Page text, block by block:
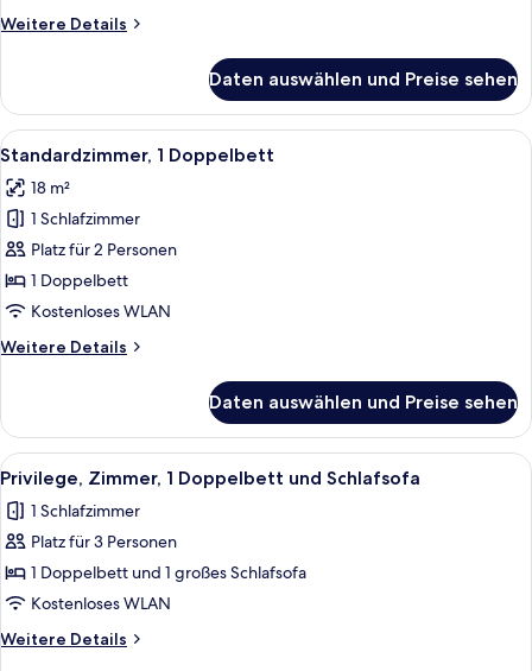
Weitere Details
Weitere
Zimmer,
Doppelbett
Daten auswählen und Preise sehen
Alle
Fotos
für
Standardzimmer,
1
Doppelbett
anzeigen
Standardzimmer, 1 Doppelbett |
8
Standardzimmer, 1 Doppelbett
18 m²
1 Schlafzimmer
Platz für 2 Personen
1 Doppelbett
Kostenloses WLAN
Weitere Details
Weitere
1
Doppelbett
Daten auswählen und Preise sehen
Alle
Fotos
für
Privilege,
Zimmer,
1 Doppelbett
und
Schlafsofa
Ein Hotelzimmer mit einer Sitzecke,
11
Privilege, Zimmer, 1 Doppelbett und Schlafsofa
1 Schlafzimmer
Platz für 3 Personen
1 Doppelbett und 1 großes Schlafsofa
Kostenloses WLAN
Weitere Details
Weitere